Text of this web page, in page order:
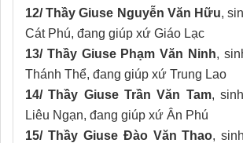
12/ Thầy Giuse Nguyễn Văn Hữu,
Cát Phú, đang giúp xứ Giáo Lạc
13/ Thầy Giuse Phạm Văn Ninh,
Thánh Thể, đang giúp xứ Trung Lao
14/ Thầy Giuse Trần Văn Tam,
Liêu Ngạn, đang giúp xứ Ân Phú
15/ Thầy Giuse Đào Văn Thao,